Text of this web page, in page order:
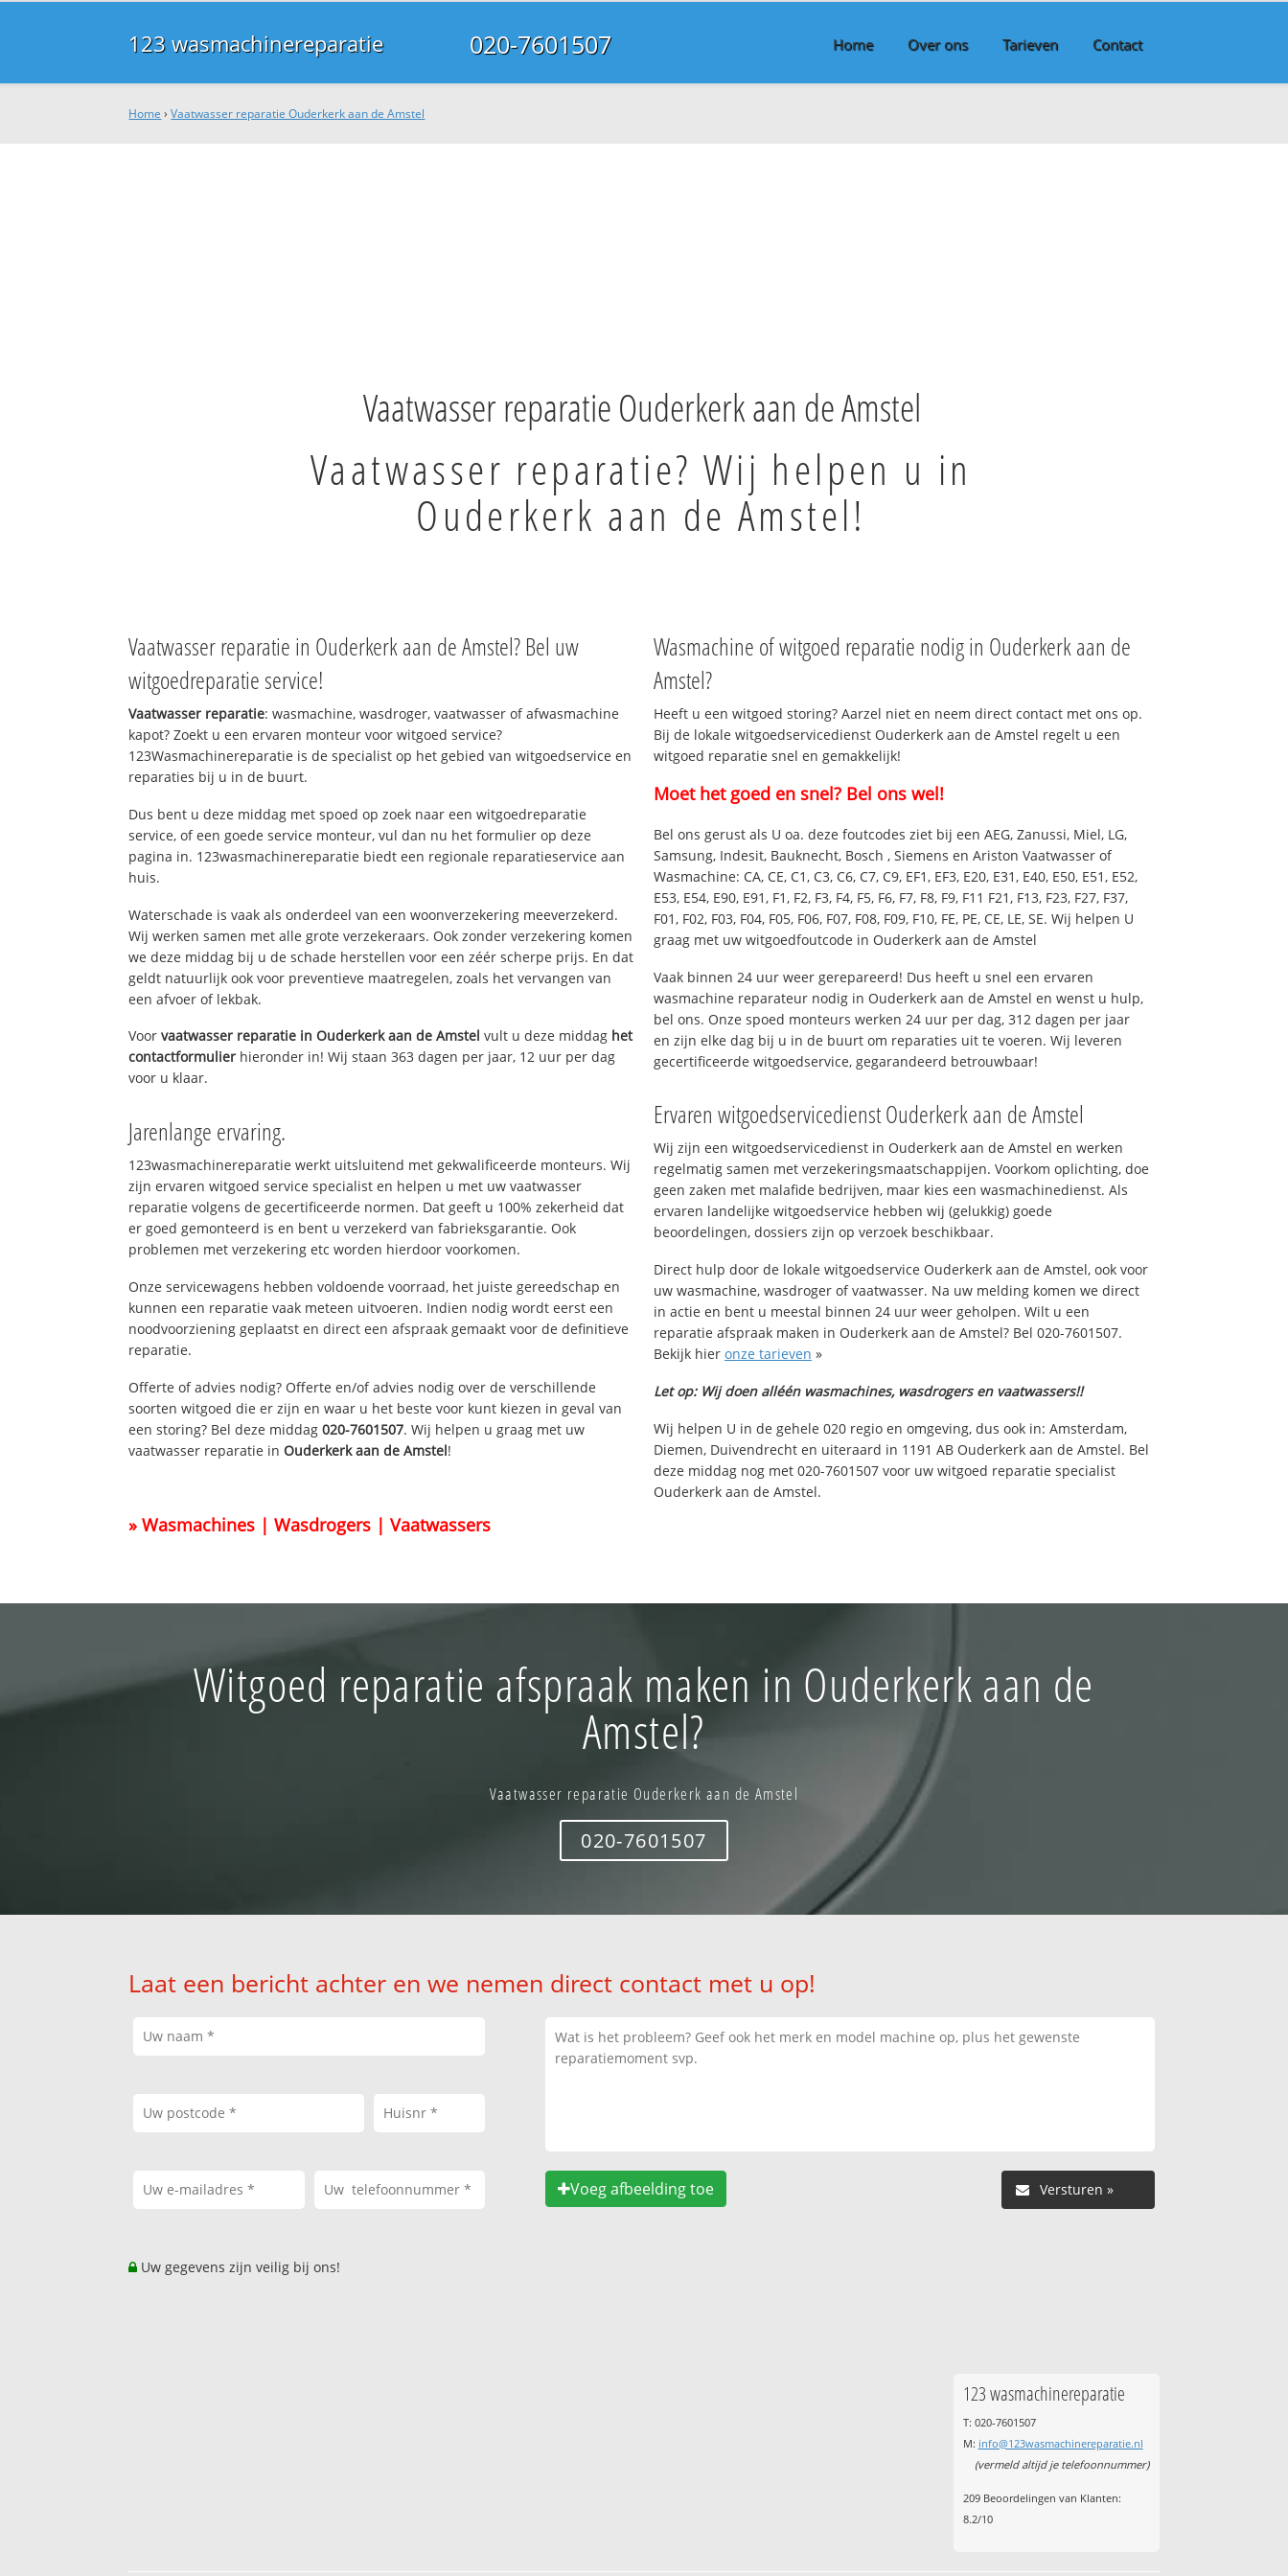
123 wasmachinereparatie 020-7601507 Home Over ons Tarieven Contact
Home ›Vaatwasser reparatie Ouderkerk aan de Amstel
Vaatwasser reparatie Ouderkerk aan de Amstel
Vaatwasser reparatie? Wij helpen u in
Ouderkerk aan de Amstel!
Vaatwasser reparatie in Ouderkerk aan de Amstel? Bel uw
witgoedreparatie service!
Vaatwasser reparatie: wasmachine, wasdroger, vaatwasser of afwasmachine
kapot? Zoekt u een ervaren monteur voor witgoed service?
123Wasmachinereparatie is de specialist op het gebied van witgoedservice en
reparaties bij u in de buurt.
Dus bent u deze middag met spoed op zoek naar een witgoedreparatie
service, of een goede service monteur, vul dan nu het formulier op deze
pagina in. 123wasmachinereparatie biedt een regionale reparatieservice aan
huis.
Waterschade is vaak als onderdeel van een woonverzekering meeverzekerd.
Wij werken samen met alle grote verzekeraars. Ook zonder verzekering komen
we deze middag bij u de schade herstellen voor een zéér scherpe prijs. En dat
geldt natuurlijk ook voor preventieve maatregelen, zoals het vervangen van
een afvoer of lekbak.
Voorvaatwasser reparatie in Ouderkerk aan de Amstel vult u deze middag het
contactformulier hieronder in! Wij staan 363 dagen per jaar, 12 uur per dag
voor u klaar.
Jarenlange ervaring.
123wasmachinereparatie werkt uitsluitend met gekwalificeerde monteurs. Wij
zijn ervaren witgoed service specialist en helpen u met uw vaatwasser
reparatie volgens de gecertificeerde normen. Dat geeft u 100% zekerheid dat
er goed gemonteerd is en bent u verzekerd van fabrieksgarantie. Ook
problemen met verzekering etc worden hierdoor voorkomen.
Onze servicewagens hebben voldoende voorraad, het juiste gereedschap en
kunnen een reparatie vaak meteen uitvoeren. Indien nodig wordt eerst een
noodvoorziening geplaatst en direct een afspraak gemaakt voor de definitieve
reparatie.
Offerte of advies nodig? Offerte en/of advies nodig over de verschillende
soorten witgoed die er zijn en waar u het beste voor kunt kiezen in geval van
een storing? Bel deze middag020-7601507. Wij helpen u graag met uw
vaatwasser reparatie inOuderkerk aan de Amstel!
» Wasmachines | Wasdrogers | Vaatwassers
Wasmachine of witgoed reparatie nodig in Ouderkerk aan de
Amstel?
Heeft u een witgoed storing? Aarzel niet en neem direct contact met ons op.
Bij de lokale witgoedservicedienst Ouderkerk aan de Amstel regelt u een
witgoed reparatie snel en gemakkelijk!
Moet het goed en snel? Bel ons wel!
Bel ons gerust als U oa. deze foutcodes ziet bij een AEG, Zanussi, Miel, LG,
Samsung, Indesit, Bauknecht, Bosch , Siemens en Ariston Vaatwasser of
Wasmachine: CA, CE, C1, C3, C6, C7, C9, EF1, EF3, E20, E31, E40, E50, E51, E52,
E53, E54, E90, E91, F1, F2, F3, F4, F5, F6, F7, F8, F9, F11 F21, F13, F23, F27, F37,
F01, F02, F03, F04, F05, F06, F07, F08, F09, F10, FE, PE, CE, LE, SE. Wij helpen U
graag met uw witgoedfoutcode in Ouderkerk aan de Amstel
Vaak binnen 24 uur weer gerepareerd! Dus heeft u snel een ervaren
wasmachine reparateur nodig in Ouderkerk aan de Amstel en wenst u hulp,
bel ons. Onze spoed monteurs werken 24 uur per dag, 312 dagen per jaar
en zijn elke dag bij u in de buurt om reparaties uit te voeren. Wij leveren
gecertificeerde witgoedservice, gegarandeerd betrouwbaar!
Ervaren witgoedservicedienst Ouderkerk aan de Amstel
Wij zijn een witgoedservicedienst in Ouderkerk aan de Amstel en werken
regelmatig samen met verzekeringsmaatschappijen. Voorkom oplichting, doe
geen zaken met malafide bedrijven, maar kies een wasmachinedienst. Als
ervaren landelijke witgoedservice hebben wij (gelukkig) goede
beoordelingen, dossiers zijn op verzoek beschikbaar.
Direct hulp door de lokale witgoedservice Ouderkerk aan de Amstel, ook voor
uw wasmachine, wasdroger of vaatwasser. Na uw melding komen we direct
in actie en bent u meestal binnen 24 uur weer geholpen. Wilt u een
reparatie afspraak maken in Ouderkerk aan de Amstel? Bel 020-7601507.
Bekijk hier onze tarieven »
Let op: Wij doen alléén wasmachines, wasdrogers en vaatwassers!!
Wij helpen U in de gehele 020 regio en omgeving, dus ook in: Amsterdam,
Diemen, Duivendrecht en uiteraard in 1191 AB Ouderkerk aan de Amstel. Bel
deze middag nog met 020-7601507 voor uw witgoed reparatie specialist
Ouderkerk aan de Amstel.
Witgoed reparatie afspraak maken in Ouderkerk aan de
Amstel?
Vaatwasser reparatie Ouderkerk aan de Amstel
020-7601507
Laat een bericht achter en we nemen direct contact met u op!
Voeg afbeelding toe
Uw gegevens zijn veilig bij ons!
123 wasmachinereparatie
T: 020-7601507
M: info@123wasmachinereparatie.nl
(vermeld altijd je telefoonnummer)
209Beoordelingen van Klanten:
8.2/10